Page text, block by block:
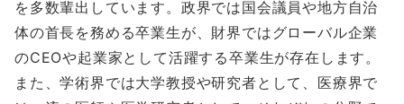
を多数輩出しています。政界では国会議員や地方自治
体の首長を務める卒業生が、財界ではグローバル企業
のCEOや起業家として活躍する卒業生が存在します。
また、学術界では大学教授や研究者として、医療界で